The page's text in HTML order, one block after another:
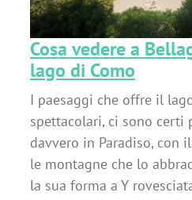
Cosa vedere a
lago di Como
I paesaggi che offre il
spettacolari, ci sono
davvero in Paradiso, con
le montagne che lo
la sua forma a Y